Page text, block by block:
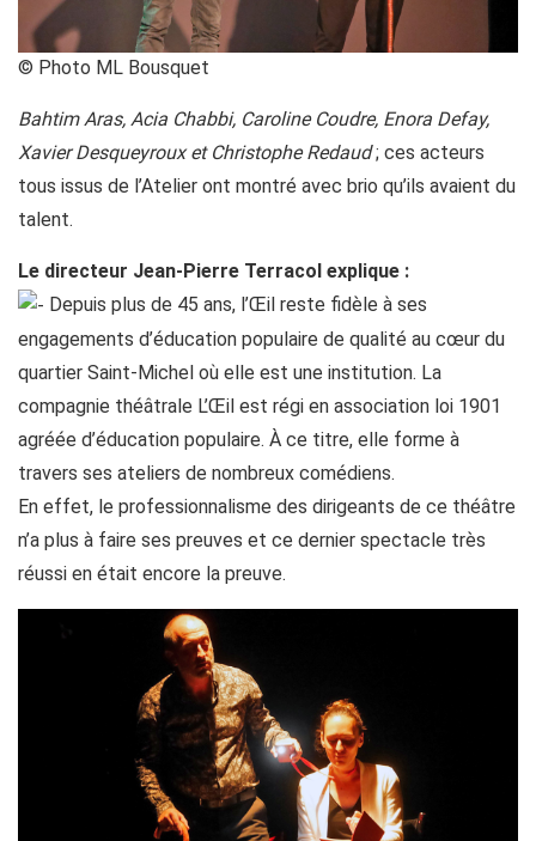
© Photo ML Bousquet
Bahtim Aras, Acia Chabbi, Caroline Coudre, Enora Defay,
Xavier Desqueyroux et Christophe Redaud; ces acteurs
tous issus de l’Atelier ont montré avec brio qu’ils avaient du
talent.
Le directeur Jean-Pierre Terracol explique :
Depuis plus de 45 ans, l’Œil reste fidèle à ses
engagements d’éducation populaire de qualité au cœur du
quartier Saint-Michel où elle est une institution. La
compagnie théâtrale L’Œil est régi en association loi 1901
agréée d’éducation populaire. À ce titre, elle forme à
travers ses ateliers de nombreux comédiens.
En effet, le professionnalisme des dirigeants de ce théâtre
n’a plus à faire ses preuves et ce dernier spectacle très
réussi en était encore la preuve.